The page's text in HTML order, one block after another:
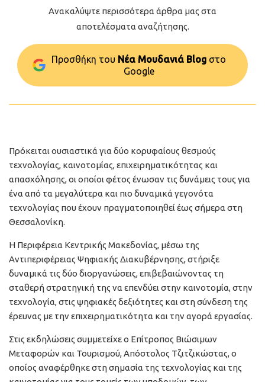
Ανακαλύψτε περισσότερα άρθρα μας στα
αποτελέσματα αναζήτησης.
Προσθήκη του Νέα Μουδανιά Blog στo
Google
Πρόκειται ουσιαστικά για δύο κορυφαίους θεσμούς
τεχνολογίας, καινοτομίας, επιχειρηματικότητας και
απασχόλησης, οι οποίοι φέτος ένωσαν τις δυνάμεις τους για
ένα από τα μεγαλύτερα και πιο δυναμικά γεγονότα
τεχνολογίας που έχουν πραγματοποιηθεί έως σήμερα στη
Θεσσαλονίκη.
Η Περιφέρεια Κεντρικής Μακεδονίας, μέσω της
Αντιπεριφέρειας Ψηφιακής Διακυβέρνησης, στήριξε
δυναμικά τις δύο διοργανώσεις, επιβεβαιώνοντας τη
σταθερή στρατηγική της να επενδύει στην καινοτομία, στην
τεχνολογία, στις ψηφιακές δεξιότητες και στη σύνδεση της
έρευνας με την επιχειρηματικότητα και την αγορά εργασίας.
Στις εκδηλώσεις συμμετείχε ο Επίτροπος Βιώσιμων
Μεταφορών και Τουρισμού, Απόστολος Τζιτζικώστας, ο
οποίος αναφέρθηκε στη σημασία της τεχνολογίας και της